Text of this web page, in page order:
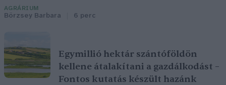
AGRÁRIUM
Börzsey Barbara 6 perc
Egymillió hektár szántóföldön
kellene átalakítani a gazdálkodást –
Fontos kutatás készült hazánk